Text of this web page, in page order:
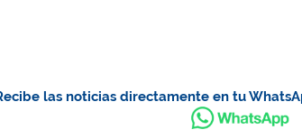
las noticias directamente en tu